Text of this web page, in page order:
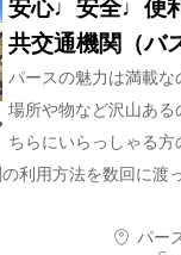
安心♩安全♩便
共交通機関（バ
パースの魅力は満載な
場所や物など沢山ある
ちらにいらっしゃる
利用方法を数回に渡
パー